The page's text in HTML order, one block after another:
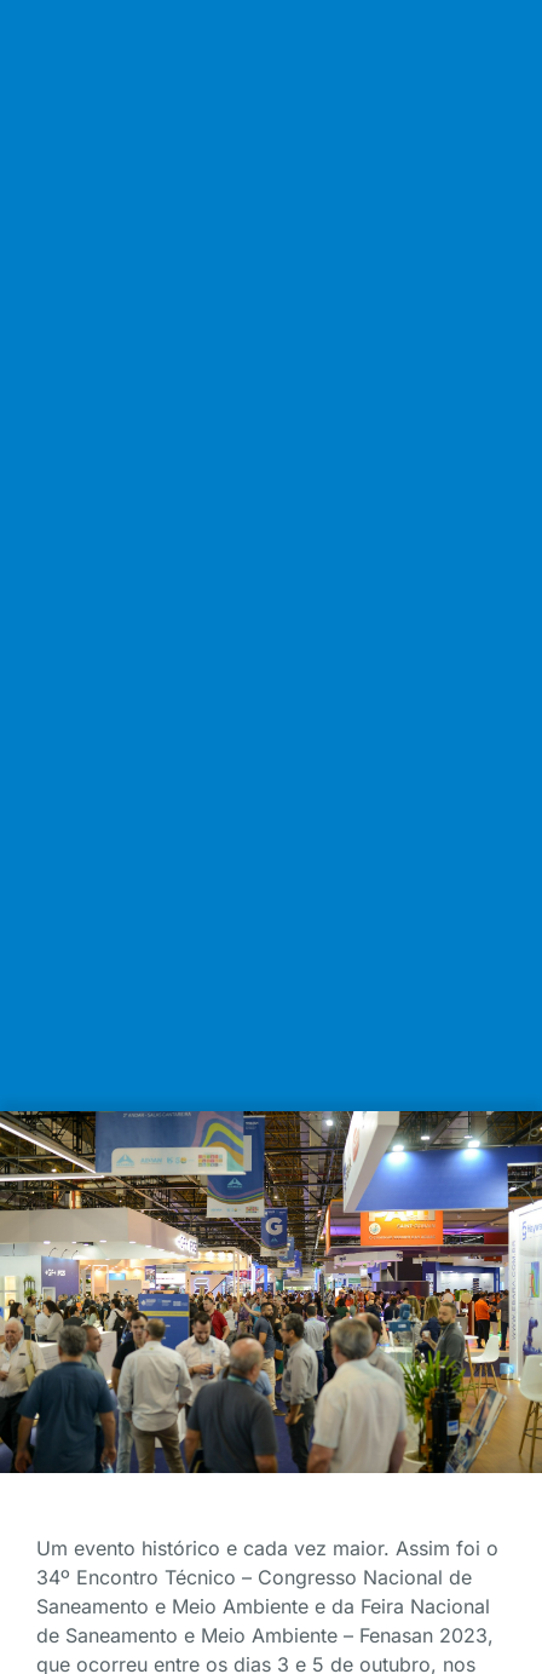
Um evento histórico e cada vez maior. Assim foi o
34º Encontro Técnico – Congresso Nacional de
Saneamento e Meio Ambiente e da Feira Nacional
de Saneamento e Meio Ambiente – Fenasan 2023,
que ocorreu entre os dias 3 e 5 de outubro, nos